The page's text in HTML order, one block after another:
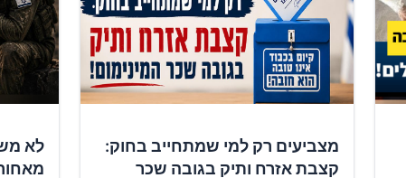
מצביעים רק למי שמתחייב בחוק:
קצבת אזרח ותיק בגובה שכר
לא